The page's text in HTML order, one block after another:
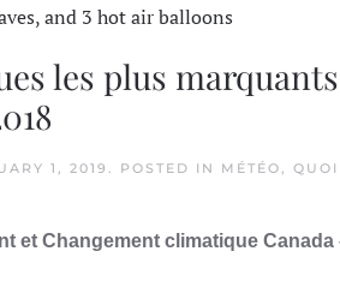
les plus
1, 2019 . POSTED IN MÉTÉO,
et Changement climatique Canada